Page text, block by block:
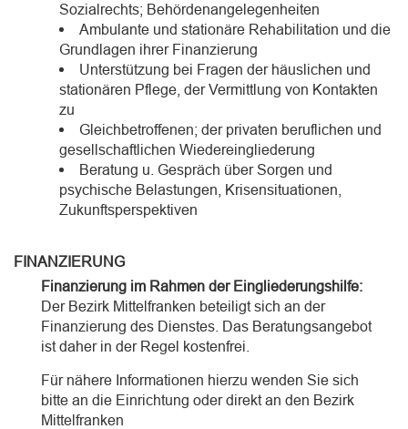
Sozialrechts; Behördenangelegenheiten
Ambulante und stationäre Rehabilitation und die
Grundlagen ihrer Finanzierung
Unterstützung bei Fragen der häuslichen und
stationären Pflege, der Vermittlung von Kontakten
zu
Gleichbetroffenen; der privaten beruflichen und
gesellschaftlichen Wiedereingliederung
Beratung u. Gespräch über Sorgen und
psychische Belastungen, Krisensituationen,
Zukunftsperspektiven
FINANZIERUNG
Finanzierung im Rahmen der Eingliederungshilfe:
Der Bezirk Mittelfranken beteiligt sich an der
Finanzierung des Dienstes. Das Beratungsangebot
ist daher in der Regel kostenfrei.
Für nähere Informationen hierzu wenden Sie sich
bitte an die Einrichtung oder direkt an den Bezirk
Mittelfranken